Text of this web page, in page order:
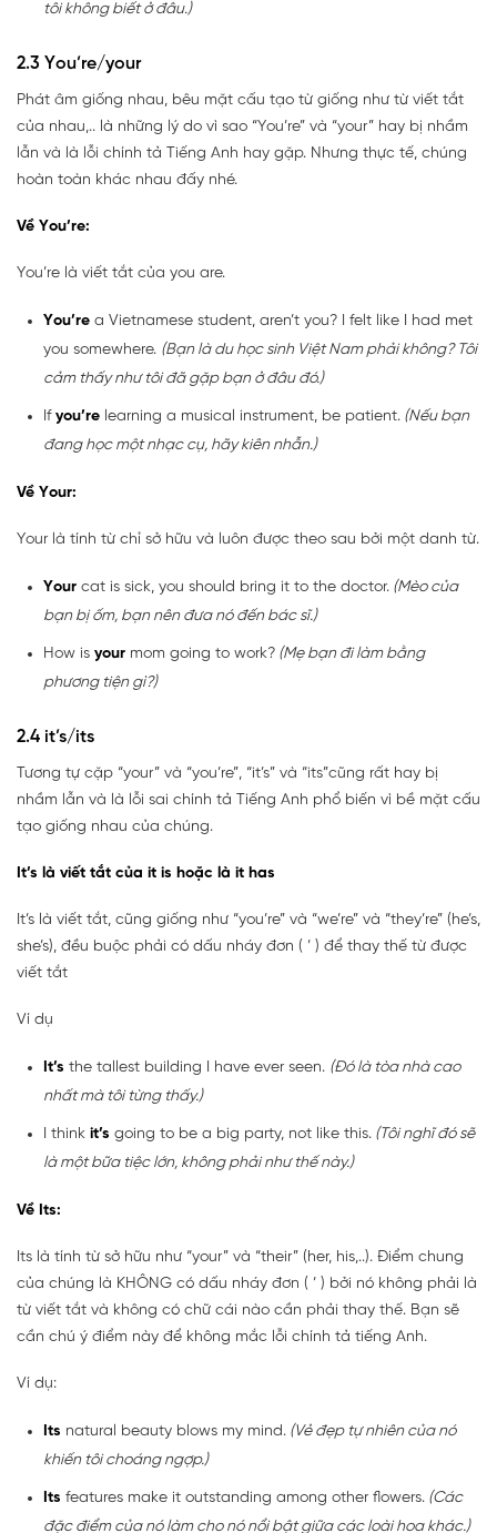
tôi không biết ở đâu.)
2.3 You’re/your
Phát âm giống nhau, bêu mặt cấu tạo từ giống như từ viết tắt
của nhau,.. là những lý do vì sao “You’re” và “your” hay bị nhầm
lẫn và là lỗi chính tả Tiếng Anh hay gặp. Nhưng thực tế, chúng
hoàn toàn khác nhau đấy nhé.
Về You’re:
You’re là viết tắt của you are.
You’re a Vietnamese student, aren’t you? I felt like I had met
you somewhere. (Bạn là du học sinh Việt Nam phải không? Tôi
cảm thấy như tôi đã gặp bạn ở đâu đó.)
If you’re learning a musical instrument, be patient. (Nếu bạn
đang học một nhạc cụ, hãy kiên nhẫn.)
Về Your:
Your là tính từ chỉ sở hữu và luôn được theo sau bởi một danh từ.
Your cat is sick, you should bring it to the doctor. (Mèo của
bạn bị ốm, bạn nên đưa nó đến bác sĩ.)
How is your mom going to work? (Mẹ bạn đi làm bằng
phương tiện gì?)
2.4 it’s/its
Tương tự cặp “your” và “you’re”, “it’s” và “its”cũng rất hay bị
nhầm lẫn và là lỗi sai chính tả Tiếng Anh phổ biến vì bề mặt cấu
tạo giống nhau của chúng.
It’s là viết tắt của it is hoặc là it has
It’s là viết tắt, cũng giống như “you’re” và “we’re” và “they’re” (he’s,
she’s), đều buộc phải có dấu nháy đơn ( ’ ) để thay thế từ được
viết tắt
Ví dụ
It’s the tallest building I have ever seen. (Đó là tòa nhà cao
nhất mà tôi từng thấy.)
I think it’s going to be a big party, not like this. (Tôi nghĩ đó sẽ
là một bữa tiệc lớn, không phải như thế này.)
Về Its:
Its là tính từ sở hữu như “your” và “their” (her, his,..). Điểm chung
của chúng là KHÔNG có dấu nháy đơn ( ’ ) bởi nó không phải là
từ viết tắt và không có chữ cái nào cần phải thay thế. Bạn sẽ
cần chú ý điểm này để không mắc lỗi chính tả tiếng Anh.
Ví dụ:
Its natural beauty blows my mind. (Vẻ đẹp tự nhiên của nó
khiến tôi choáng ngợp.)
Its features make it outstanding among other flowers. (Các
đặc điểm của nó làm cho nó nổi bật giữa các loài hoa khác.)